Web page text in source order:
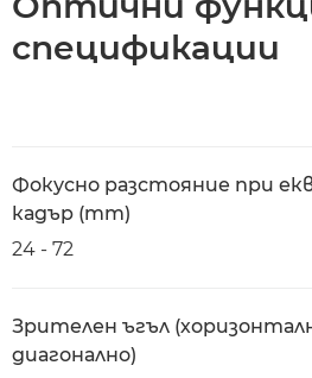
спецификации
Фокусно разстояние при
кадър (mm)
24 - 72
Зрителен ъгъл
диагонално)